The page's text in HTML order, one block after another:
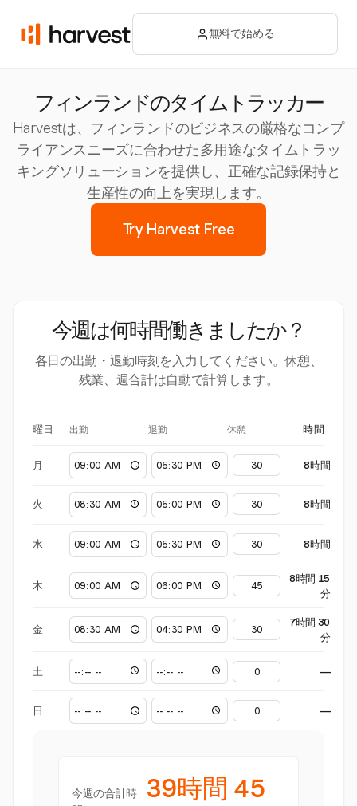
無料で始める
フィンランドのタイムトラッカー
Harvestは、フィンランドのビジネスの厳格なコンプ
ライアンスニーズに合わせた多用途なタイムトラッ
キングソリューションを提供し、正確な記録保持と
生産性の向上を実現します。
Try Harvest Free
今週は何時間働きましたか？
各日の出勤・退勤時刻を入力してください。休憩、
残業、週合計は自動で計算します。
曜日 出勤 退勤 休憩 時間
月 8時間
火 8時間
水 8時間
木
8時間 15
分
金
7時間 30
分
土 —
日 —
今週の合計時
39時間 45